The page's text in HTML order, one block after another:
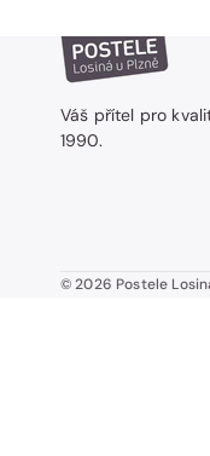
Váš přítel pro
1990.
© 2026 Postele